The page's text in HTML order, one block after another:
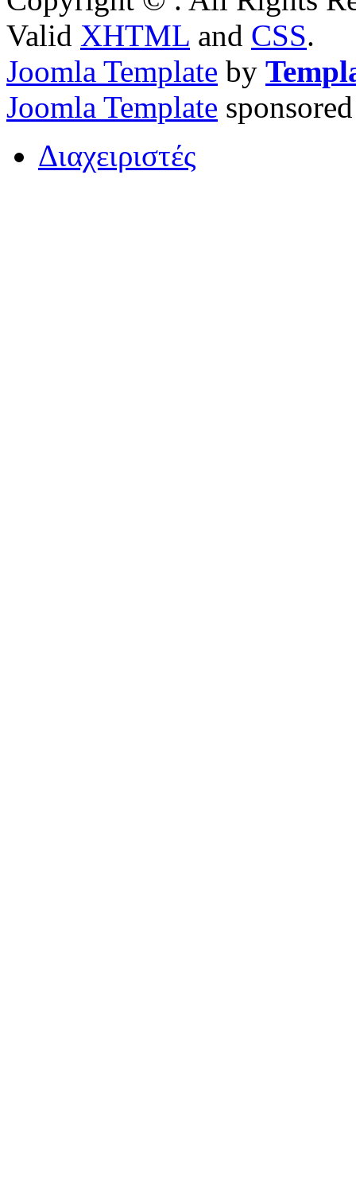
Valid XHTML and CSS.
Joomla Template by
Joomla Template
Διαχειριστές